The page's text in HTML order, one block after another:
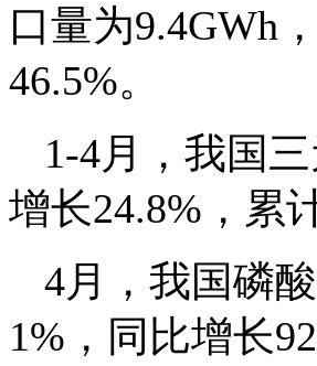
口量为9.4GWh
46.5%。
1-4月，我国
增长24.8%，累
4月，我国磷
1%，同比增长